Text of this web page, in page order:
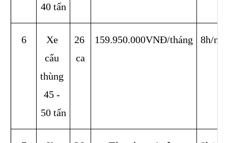
40 tấn
6
Xe
cẩu
thùng
45 -
50 tấn
26
ca
159.950.000VNĐ/tháng 8h/